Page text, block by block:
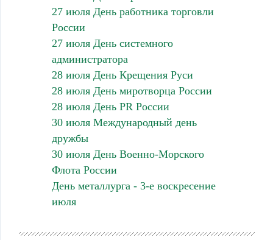
27 июля День работника торговли
России
27 июля День системного
администратора
28 июля День Крещения Руси
28 июля День миротворца России
28 июля День PR России
30 июля Международный день
дружбы
30 июля День Военно-Морского
Флота России
День металлурга - 3-е воскресение
июля